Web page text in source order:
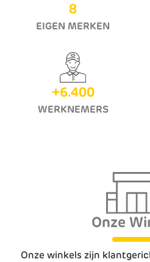
8
EIGEN MERKEN
+6.400
WERKNEMERS
Onze
Onze winkels zijn